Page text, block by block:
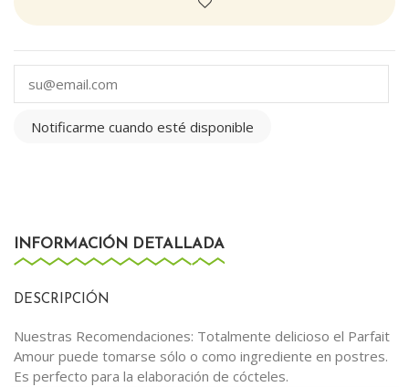
Notificarme cuando esté disponible
INFORMACIÓN DETALLADA
DESCRIPCIÓN
Nuestras Recomendaciones: Totalmente delicioso el Parfait
Amour puede tomarse sólo o como ingrediente en postres.
Es perfecto para la elaboración de cócteles.